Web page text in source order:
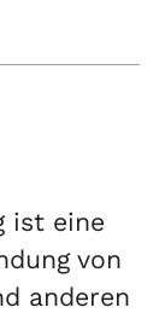
ist eine
von
anderen